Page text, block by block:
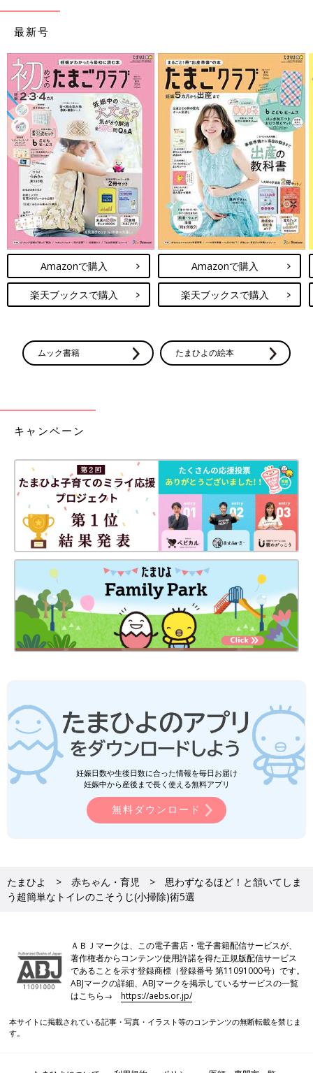
最新号
Amazonで購入
楽天ブックスで購入
Amazonで購入
楽天ブックスで購入
ムック書籍 たまひよの絵本
キャンペーン
妊娠日数や生後日数に合った情報を毎日お届け
妊娠中から産後まで長く使える無料アプリ
無料ダウンロード
たまひよ 赤ちゃん・育児
思わずなるほど！と頷いてしま
う超簡単なトイレのこそうじ(小掃除)術5選
ＡＢＪマークは、この電子書店・電子書籍配信サービスが、
著作権者からコンテンツ使用許諾を得た正規版配信サービス
であることを示す登録商標（登録番号 第11091000号）です。
ABJマークの詳細、ABJマークを掲示しているサービスの一覧
はこちら→https://aebs.or.jp/
本サイトに掲載されている記事・写真・イラスト等のコンテンツの無断転載を禁じま
す。